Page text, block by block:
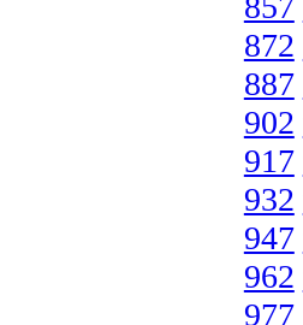
872
887
902
917
932
947
962
977